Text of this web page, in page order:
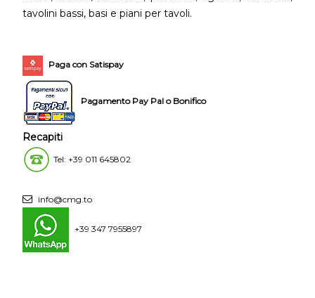
tavolini bassi, basi e piani per tavoli.
Paga con Satispay
Pagamento Pay Pal o Bonifico
Recapiti
Tel: +39 011 645802
info@cmg.to
+39 347 7955897